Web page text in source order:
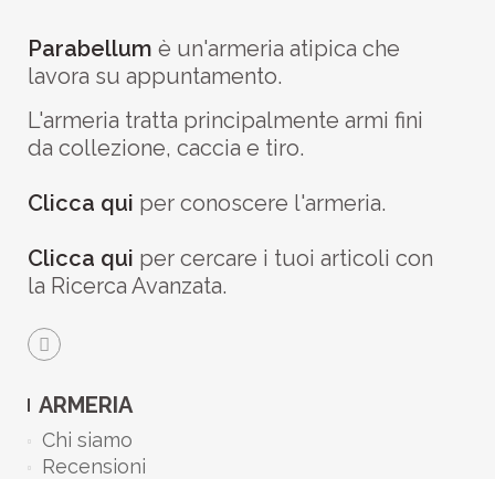
Parabellum è un'armeria atipica che
lavora su appuntamento.
L'armeria tratta principalmente armi fini
da collezione, caccia e tiro.
Clicca qui per conoscere l'armeria.
Clicca qui per cercare i tuoi articoli con
la Ricerca Avanzata.
ARMERIA
Chi siamo
Recensioni